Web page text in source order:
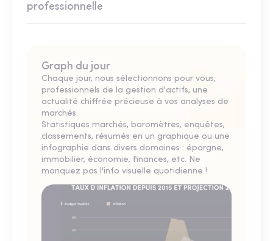
professionnelle
Graph du jour
Chaque jour, nous sélectionnons pour vous,
professionnels de la gestion d'actifs, une
actualité chiffrée précieuse à vos analyses de
marchés.
Statistiques marchés, baromètres, enquêtes,
classements, résumés en un graphique ou une
infographie dans divers domaines : épargne,
immobilier, économie, finances, etc. Ne
manquez pas l'info visuelle quotidienne !